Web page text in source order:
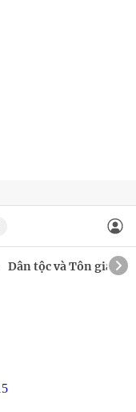
Dân tộc và Tôn giáo